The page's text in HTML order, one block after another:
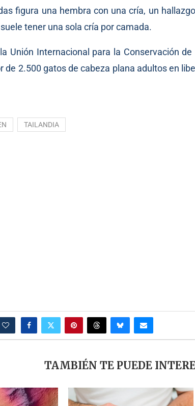
figura una hembra con una cría, un
tener una sola cría por camada.
Unión Internacional para la Conservación
de 2.500 gatos de cabeza plana adultos en
TAILANDIA
TAMBIÉN TE PUEDE